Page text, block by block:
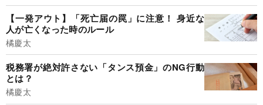
【一発アウト】「死亡届の罠」に注意！ 身近な
人が亡くなった時のルール
橘慶太
税務署が絶対許さない「タンス預金」のNG行動
とは？
橘慶太